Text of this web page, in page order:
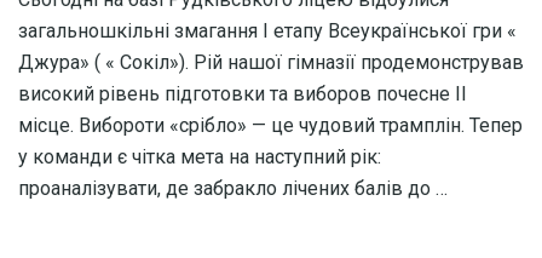
загальношкільні змагання І етапу Всеукраїнської гри «
Джура» ( « Сокіл»). Рій нашої гімназії продемонстрував
високий рівень підготовки та виборов почесне ІІ
місце. Вибороти «срібло» — це чудовий трамплін. Тепер
у команди є чітка мета на наступний рік:
проаналізувати, де забракло лічених балів до …